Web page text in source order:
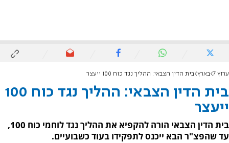
ערוץ 7 בארץ בית הדין הצבאי: ההליך נגד כוח 100 ייעצר
בית הדין הצבאי: ההליך נגד כוח 100
ייעצר
בית הדין הצבאי הורה להקפיא את ההליך נגד לוחמי כוח 100,
עד שהפצ"ר הבא ייכנס לתפקידו בעוד כשבועיים.